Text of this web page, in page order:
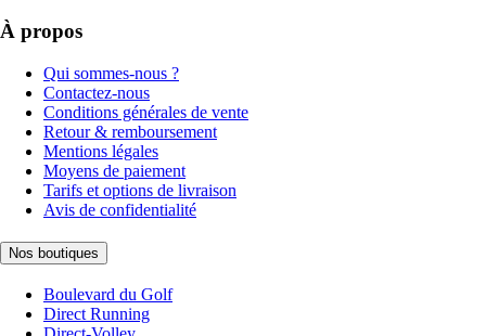
À propos
Qui sommes-nous ?
Contactez-nous
Conditions générales de vente
Retour & remboursement
Mentions légales
Moyens de paiement
Tarifs et options de livraison
Avis de confidentialité
Nos boutiques
Boulevard du Golf
Direct Running